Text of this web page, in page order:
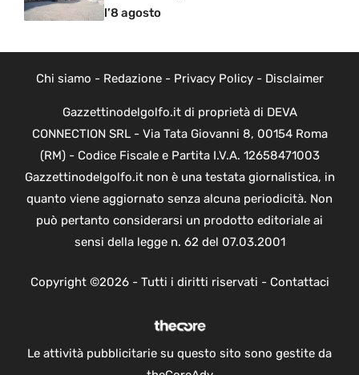
l’8 agosto
Chi siamo - Redazione- Privacy Policy- Disclaimer
Gazzettinodelgolfo.it di proprietà di DEVA
CONNECTION SRL - Via Tata Giovanni 8, 00154 Roma
(RM) - Codice Fiscale e Partita I.V.A. 12658471003
Gazzettinodelgolfo.it non è una testata giornalistica, in
quanto viene aggiornato senza alcuna periodicità. Non
può pertanto considerarsi un prodotto editoriale ai
sensi della legge n. 62 del 07.03.2001
Copyright ©2026 - Tutti i diritti riservati - Contattaci
Le attività pubblicitarie su questo sito sono gestite da